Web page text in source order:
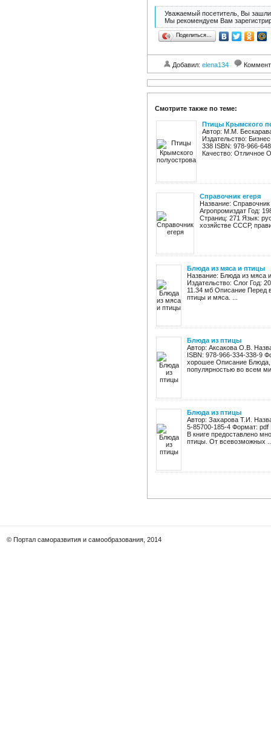
Уважаемый посетитель, Вы зашли
Мы рекомендуем Вам
Поделиться…
Добавил: elena134
Смотрите также по теме:
Птицы Крымского
Автор: М.М.
Издательство:
338 ISBN: 978-966-
Качество: Отличное
Справочник егеря
Название:
Агропромиздат Год:
Страниц: 271 Язык:
хозяйстве СССР,
Блюда из мяса и птицы
Название: Блюда из мяса
Издательство: Слог Год:
11.34 мб Описание Перед
птицы и мяса. ...
Блюда из птицы
Автор: Аксакова О.В.
ISBN: 978-966-334-338-9
хорошее Описание Блюда,
популярностью во всем
Блюда из птицы
Автор: Захарова Т.И.
5-85700-185-4 Формат:
В книге предоставлено
птицы. От всевозможных
© Портал саморазвития и самообразования, 2014